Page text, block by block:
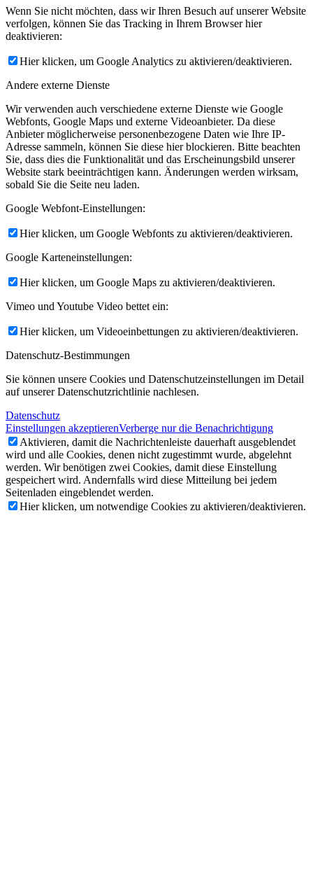
Wenn Sie nicht möchten, dass wir Ihren Besuch auf unserer Website
verfolgen, können Sie das Tracking in Ihrem Browser hier
deaktivieren:
Hier klicken, um Google Analytics zu aktivieren/deaktivieren.
Andere externe Dienste
Wir verwenden auch verschiedene externe Dienste wie Google
Webfonts, Google Maps und externe Videoanbieter. Da diese
Anbieter möglicherweise personenbezogene Daten wie Ihre IP-
Adresse sammeln, können Sie diese hier blockieren. Bitte beachten
Sie, dass dies die Funktionalität und das Erscheinungsbild unserer
Website stark beeinträchtigen kann. Änderungen werden wirksam,
sobald Sie die Seite neu laden.
Google Webfont-Einstellungen:
Hier klicken, um Google Webfonts zu aktivieren/deaktivieren.
Google Karteneinstellungen:
Hier klicken, um Google Maps zu aktivieren/deaktivieren.
Vimeo und Youtube Video bettet ein:
Hier klicken, um Videoeinbettungen zu aktivieren/deaktivieren.
Datenschutz-Bestimmungen
Sie können unsere Cookies und Datenschutzeinstellungen im Detail
auf unserer Datenschutzrichtlinie nachlesen.
Datenschutz
Einstellungen akzeptierenVerberge nur die Benachrichtigung
Aktivieren, damit die Nachrichtenleiste dauerhaft ausgeblendet
wird und alle Cookies, denen nicht zugestimmt wurde, abgelehnt
werden. Wir benötigen zwei Cookies, damit diese Einstellung
gespeichert wird. Andernfalls wird diese Mitteilung bei jedem
Seitenladen eingeblendet werden.
Hier klicken, um notwendige Cookies zu aktivieren/deaktivieren.